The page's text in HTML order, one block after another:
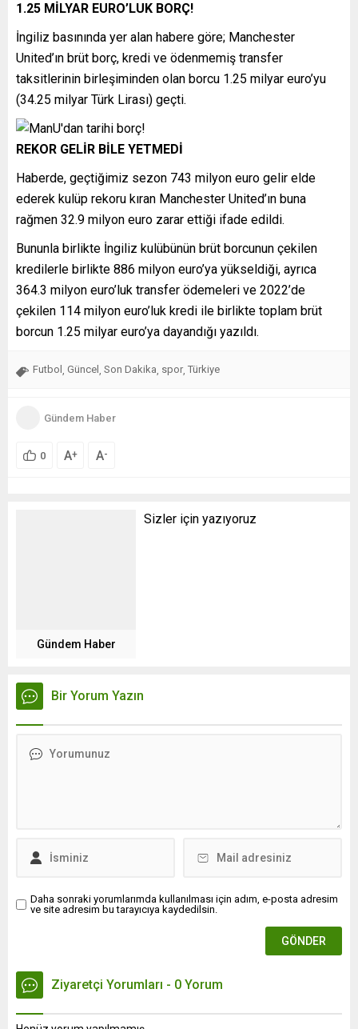
1.25 MİLYAR EURO’LUK BORÇ!
İngiliz basınında yer alan habere göre; Manchester
United’ın brüt borç, kredi ve ödenmemiş transfer
taksitlerinin birleşiminden olan borcu 1.25 milyar euro’yu
(34.25 milyar Türk Lirası) geçti.
REKOR GELİR BİLE YETMEDİ
Haberde, geçtiğimiz sezon 743 milyon euro gelir elde
ederek kulüp rekoru kıran Manchester United’ın buna
rağmen 32.9 milyon euro zarar ettiği ifade edildi.
Bununla birlikte İngiliz kulübünün brüt borcunun çekilen
kredilerle birlikte 886 milyon euro’ya yükseldiği, ayrıca
364.3 milyon euro’luk transfer ödemeleri ve 2022’de
çekilen 114 milyon euro’luk kredi ile birlikte toplam brüt
borcun 1.25 milyar euro’ya dayandığı yazıldı.
Futbol , Güncel , Son Dakika, spor, Türkiye
Gündem Haber
0 A+ A-
Gündem Haber
Sizler için yazıyoruz
Bir Yorum Yazın
Daha sonraki yorumlarımda kullanılması için adım, e-posta adresim
ve site adresim bu tarayıcıya kaydedilsin.
Ziyaretçi Yorumları - 0 Yorum